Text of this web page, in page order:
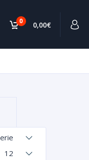
0 0,00€
12